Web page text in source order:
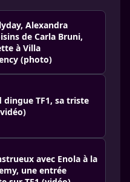
Alexandra
de Carla Bruni,
à Villa
(photo)
dingue TF1, sa triste
avec Enola à la
une entrée